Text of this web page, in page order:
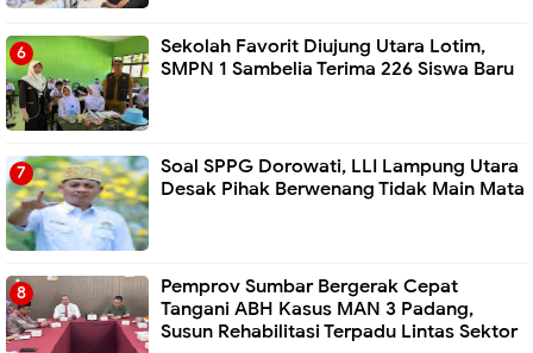
Sekolah Favorit Diujung Utara Lotim,
SMPN 1 Sambelia Terima 226 Siswa Baru ‎
Soal SPPG Dorowati, LLI Lampung Utara
Desak Pihak Berwenang Tidak Main Mata
Pemprov Sumbar Bergerak Cepat
Tangani ABH Kasus MAN 3 Padang,
Susun Rehabilitasi Terpadu Lintas Sektor